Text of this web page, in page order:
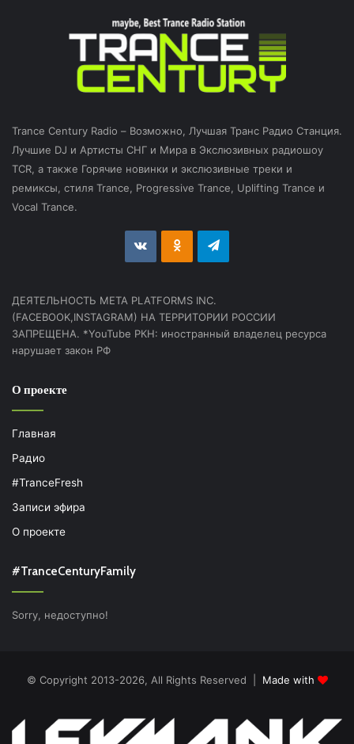
Trance Century Radio – Возможно, Лучшая Транс Радио Станция.
Лучшие DJ и Артисты СНГ и Мира в Экслюзивных радиошоу
TCR, а также Горячие новинки и экслюзивные треки и
ремиксы, стиля Trance, Progressive Trance, Uplifting Trance и
Vocal Trance.
vk.com Odnoklassniki
Telegram
ДЕЯТЕЛЬНОСТЬ МЕТА PLATFORMS INC.
(FACEBOOK,INSTAGRAM) НА ТЕРРИТОРИИ РОССИИ
ЗАПРЕЩЕНА. *YouTube РКН: иностранный владелец ресурса
нарушает закон РФ
О проекте
Главная
Радио
#TranceFresh
Записи эфира
О проекте
#TranceCenturyFamily
Sorry, недоступно!
© Copyright 2013-2026, All Rights Reserved | Made with